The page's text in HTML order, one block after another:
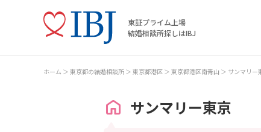
東証プライム上場
結婚相談所探しはIBJ
ホーム 東京都の結婚相談所 東京都港区 東京都港区南青山 サンマリー
サンマリー東京